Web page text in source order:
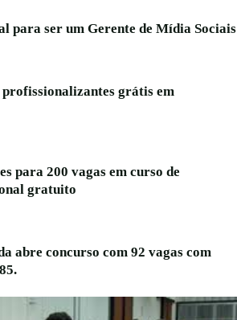
para ser um Gerente de Mídia Sociais
profissionalizantes grátis em
para 200 vagas em curso de
gratuito
abre concurso com 92 vagas com